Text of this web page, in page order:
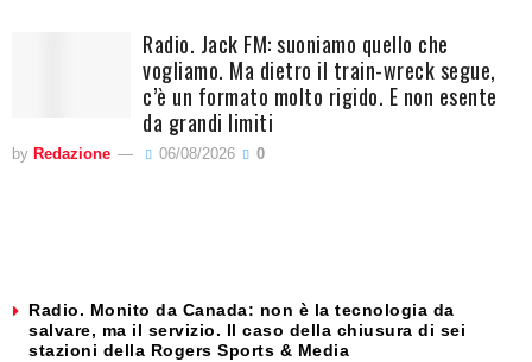
Radio. Jack FM: suoniamo quello che
vogliamo. Ma dietro il train-wreck segue,
c’è un formato molto rigido. E non esente
da grandi limiti
by Redazione 06/08/2026 0
Radio. Monito da Canada: non è la tecnologia da
salvare, ma il servizio. Il caso della chiusura di sei
stazioni della Rogers Sports & Media